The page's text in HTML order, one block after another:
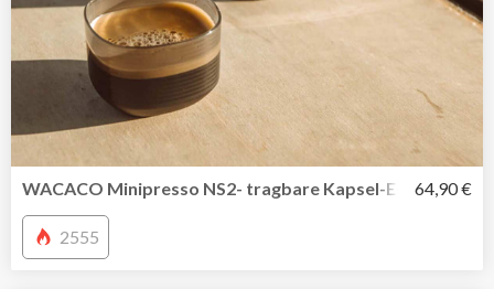
WACACO Minipresso NS2- tragbare Kapsel- 64,90 €
2555